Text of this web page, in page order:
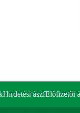
Hirdetési ászfElőfizetői